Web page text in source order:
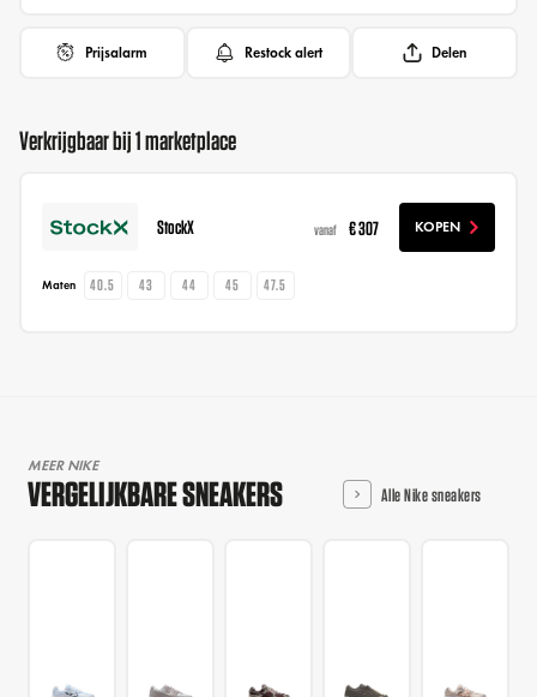
Prijsalarm Restock alert Delen
Verkrijgbaar bij 1 marketplace
StockX vanaf € 307 KOPEN
Maten 40.5 43 44 45 47.5
MEER NIKE
VERGELIJKBARE SNEAKERS Alle Nike sneakers